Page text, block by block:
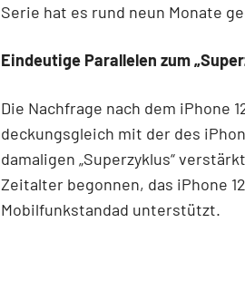
Serie hat es rund neun Monate
Eindeutige Parallelen zum
Die Nachfrage nach dem iPhone
deckungsgleich mit der des
damaligen „Superzyklus“
Zeitalter begonnen, das iPhone
Mobilfunkstandad unterstützt.